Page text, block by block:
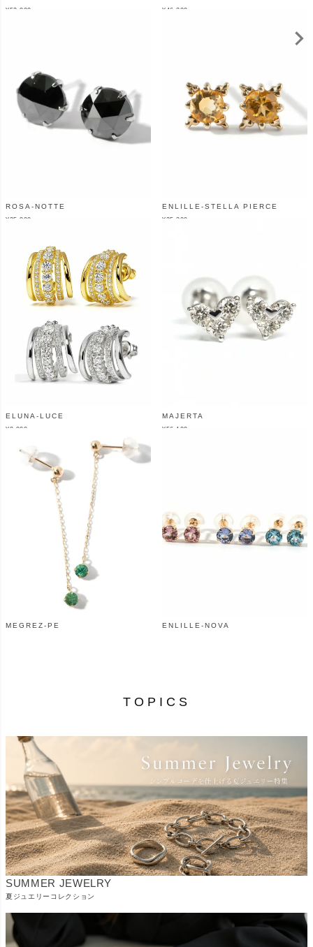
¥52,800 ¥ 46,200
ROSA-NOTTE
¥25,800
ENLILLE-STELLA PIERCE
¥25,300
ELUNA-LUCE
¥9,900
MAJERTA
¥56,100
MEGREZ-PE ENLILLE-NOVA
TOPICS
SUMMER JEWELRY
夏ジュエリーコレクション